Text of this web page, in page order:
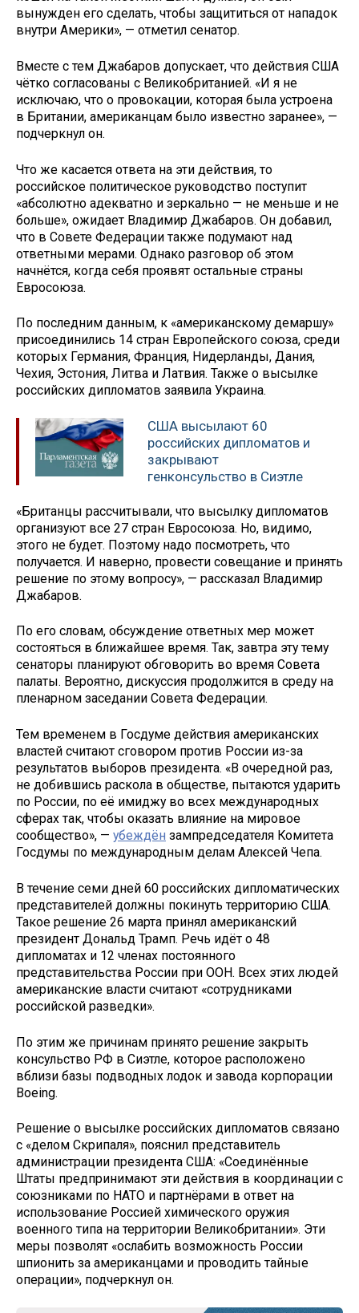
вынужден его сделать, чтобы защититься от нападок
внутри Америки», — отметил сенатор.
Вместе с тем Джабаров допускает, что действия США
чётко согласованы с Великобританией. «И я не
исключаю, что о провокации, которая была устроена
в Британии, американцам было известно заранее», —
подчеркнул он.
Что же касается ответа на эти действия, то
российское политическое руководство поступит
«абсолютно адекватно и зеркально — не меньше и не
больше», ожидает Владимир Джабаров. Он добавил,
что в Совете Федерации также подумают над
ответными мерами. Однако разговор об этом
начнётся, когда себя проявят остальные страны
Евросоюза.
По последним данным, к «американскому демаршу»
присоединились 14 стран Европейского союза, среди
которых Германия, Франция, Нидерланды, Дания,
Чехия, Эстония, Литва и Латвия. Также о высылке
российских дипломатов заявила Украина.
США высылают 60
российских дипломатов и
закрывают
генконсульство в Сиэтле
«Британцы рассчитывали, что высылку дипломатов
организуют все 27 стран Евросоюза. Но, видимо,
этого не будет. Поэтому надо посмотреть, что
получается. И наверно, провести совещание и принять
решение по этому вопросу», — рассказал Владимир
Джабаров.
По его словам, обсуждение ответных мер может
состояться в ближайшее время. Так, завтра эту тему
сенаторы планируют обговорить во время Совета
палаты. Вероятно, дискуссия продолжится в среду на
пленарном заседании Совета Федерации.
Тем временем в Госдуме действия американских
властей считают сговором против России из-за
результатов выборов президента. «В очередной раз,
не добившись раскола в обществе, пытаются ударить
по России, по её имиджу во всех международных
сферах так, чтобы оказать влияние на мировое
сообщество», — убеждён зампредседателя Комитета
Госдумы по международным делам Алексей Чепа.
В течение семи дней 60 российских дипломатических
представителей должны покинуть территорию США.
Такое решение 26 марта принял американский
президент Дональд Трамп. Речь идёт о 48
дипломатах и 12 членах постоянного
представительства России при ООН. Всех этих людей
американские власти считают «сотрудниками
российской разведки».
По этим же причинам принято решение закрыть
консульство РФ в Сиэтле, которое расположено
вблизи базы подводных лодок и завода корпорации
Boeing.
Решение о высылке российских дипломатов связано
с «делом Скрипаля», пояснил представитель
администрации президента США: «Соединённые
Штаты предпринимают эти действия в координации с
союзниками по НАТО и партнёрами в ответ на
использование Россией химического оружия
военного типа на территории Великобритании». Эти
меры позволят «ослабить возможность России
шпионить за американцами и проводить тайные
операции», подчеркнул он.